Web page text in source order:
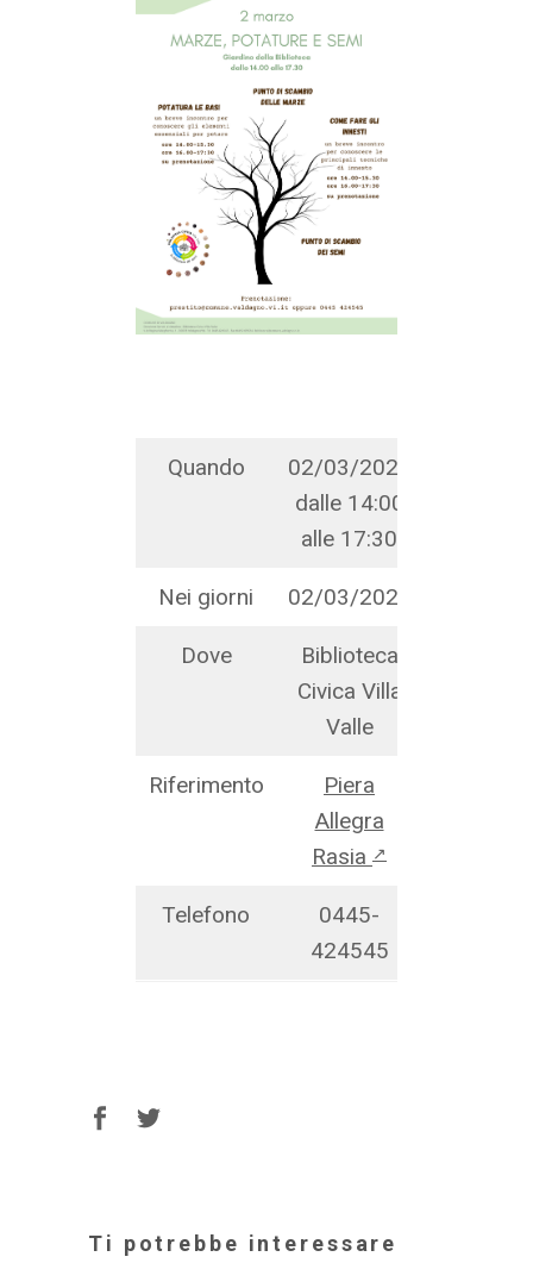
Quando
02/03/2024
dalle 14:00
alle 17:30
Nei giorni 02/03/2024
Dove
Biblioteca
Civica Villa
Valle
Riferimento
Piera
Allegra
Rasia ↗
Telefono
0445-
424545
Ti potrebbe interessare